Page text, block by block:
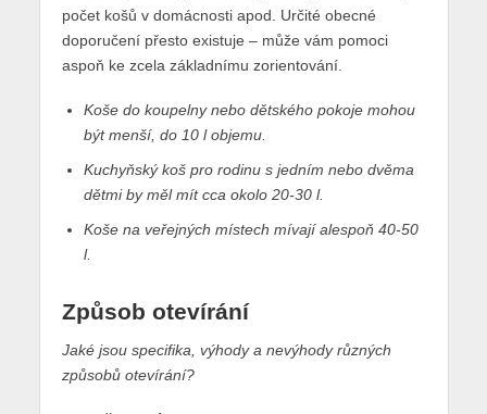
počet košů v domácnosti apod. Určité obecné
doporučení přesto existuje – může vám pomoci
aspoň ke zcela základnímu zorientování.
Koše do koupelny nebo dětského pokoje mohou
být menší, do 10 l objemu.
Kuchyňský koš pro rodinu s jedním nebo dvěma
dětmi by měl mít cca okolo 20-30 l.
Koše na veřejných místech mívají alespoň 40-50
l.
Způsob otevírání
Jaké jsou specifika, výhody a nevýhody různých
způsobů otevírání?